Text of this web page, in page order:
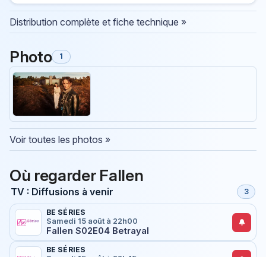
Distribution complète et fiche technique »
Photo 1
Voir toutes les photos »
Où regarder Fallen
TV : Diffusions à venir 3
BE SÉRIES
Samedi 15 août à 22h00
Fallen S02E04 Betrayal
BE SÉRIES